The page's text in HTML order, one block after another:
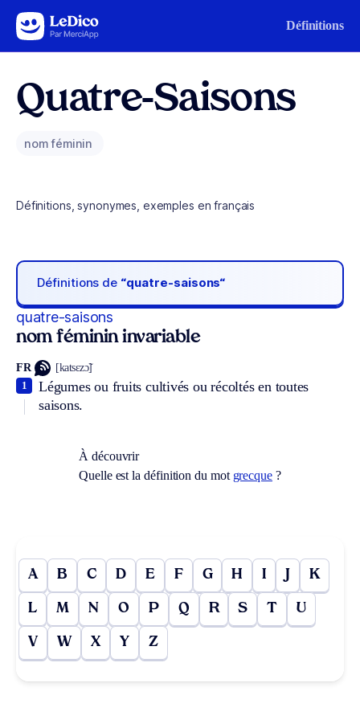
Aller au contenu Définitions
Quatre-Saisons
nom féminin
Définitions, synonymes, exemples en français
Définitions de “quatre-saisons“
quatre-saisons
nom féminin invariable
FR [katsɛzɔ̃]
Légumes ou fruits cultivés ou récoltés en toutes
saisons.
1
À découvrir
Quelle est la définition du mot grecque ?
A B C D E F G H I J K
L M N O P Q R S T U
V W X Y Z